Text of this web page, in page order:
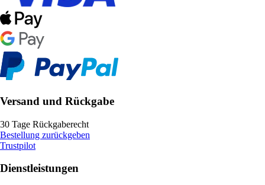
Versand und Rückgabe
30 Tage Rückgaberecht
Bestellung zurückgeben
Trustpilot
Dienstleistungen